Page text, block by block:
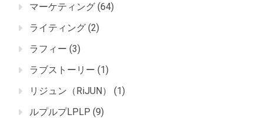
マーケティング (64)
ライティング (2)
ラフィー (3)
ラブストーリー (1)
リジュン（RiJUN）
(1)
ルプルプLPLP (9)